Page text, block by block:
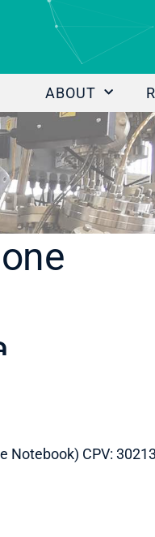
ABOUT
Notebook) CPV: